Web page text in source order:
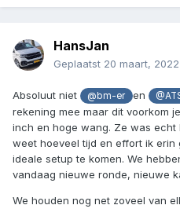
HansJan
Geplaatst 20 maart, 2022
Absoluut niet @bm-er en
rekening mee maar dit voorkom
inch en hoge wang. Ze was
weet hoeveel tijd en effort ik erin
ideale setup te komen. We
vandaag nieuwe ronde, nieuwe
We houden nog net zoveel van